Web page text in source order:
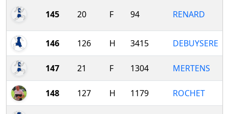
145 20 F 94 RENARD
146 126 H 3415 DEBUYSERE
147 21 F 1304 MERTENS
148 127 H 1179 ROCHET